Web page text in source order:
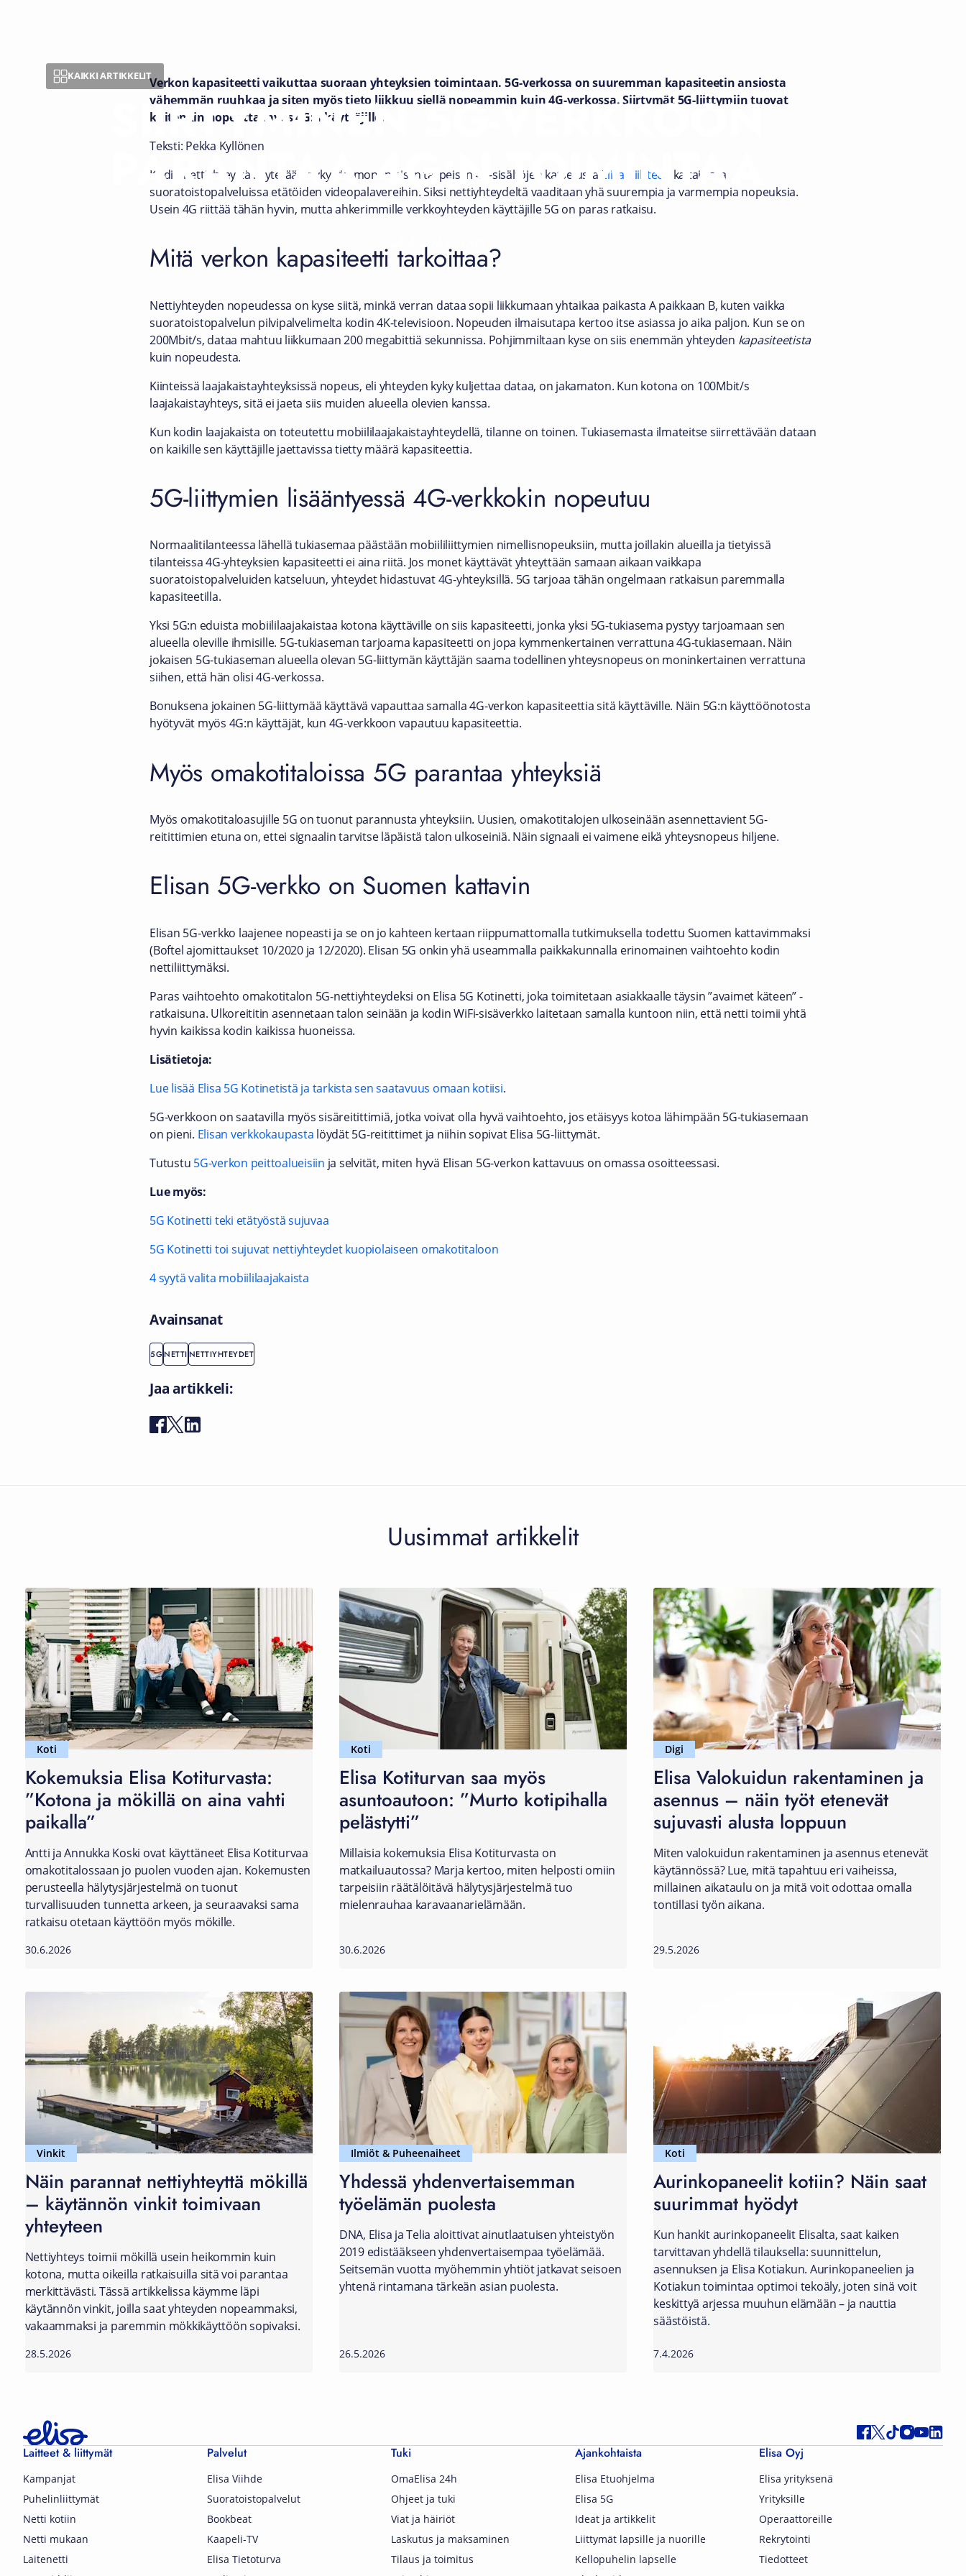
KAIKKI ARTIKKELIT
SIIRTYMINEN 5G-VERKKOON
PARANTAA 4G:N TOIMINTAA
Verkon kapasiteetti vaikuttaa suoraan yhteyksien toimintaan. 5G-verkossa on suuremman kapasiteetin ansiosta
vähemmän ruuhkaa ja siten myös tieto liikkuu siellä nopeammin kuin 4G-verkossa. Siirtymät 5G-liittymiin tuovat
kuitenkin nopeutta myös 4G:n käyttäjille.
Teksti: Pekka Kyllönen
Kodin nettiyhteyttä käytetään nykyään monenlaisiin tarpeisiin 4K-sisältöjen katselusta Elisa Viihteen
kaltaisissa
suoratoistopalveluissa etätöiden videopalavereihin. Siksi nettiyhteydeltä vaaditaan yhä suurempia ja varmempia nopeuksia.
Usein 4G riittää tähän hyvin, mutta ahkerimmille verkkoyhteyden käyttäjille 5G on paras ratkaisu.
Mitä verkon kapasiteetti tarkoittaa?
Nettiyhteyden nopeudessa on kyse siitä, minkä verran dataa sopii liikkumaan yhtaikaa paikasta A paikkaan B, kuten vaikka
suoratoistopalvelun pilvipalvelimelta kodin 4K-televisioon. Nopeuden ilmaisutapa kertoo itse asiassa jo aika paljon. Kun se on
200Mbit/s, dataa mahtuu liikkumaan 200 megabittiä sekunnissa. Pohjimmiltaan kyse on siis enemmän yhteyden kapasiteetista
kuin nopeudesta.
Kiinteissä laajakaistayhteyksissä nopeus, eli yhteyden kyky kuljettaa dataa, on jakamaton. Kun kotona on 100Mbit/s
laajakaistayhteys, sitä ei jaeta siis muiden alueella olevien kanssa.
Kun kodin laajakaista on toteutettu mobiililaajakaistayhteydellä, tilanne on toinen. Tukiasemasta ilmateitse siirrettävään dataan
on kaikille sen käyttäjille jaettavissa tietty määrä kapasiteettia.
5G-liittymien lisääntyessä 4G-verkkokin nopeutuu
Normaalitilanteessa lähellä tukiasemaa päästään mobiililiittymien nimellisnopeuksiin, mutta joillakin alueilla ja tietyissä
tilanteissa 4G-yhteyksien kapasiteetti ei aina riitä. Jos monet käyttävät yhteyttään samaan aikaan vaikkapa
suoratoistopalveluiden katseluun, yhteydet hidastuvat 4G-yhteyksillä. 5G tarjoaa tähän ongelmaan ratkaisun paremmalla
kapasiteetilla.
Yksi 5G:n eduista mobiililaajakaistaa kotona käyttäville on siis kapasiteetti, jonka yksi 5G-tukiasema pystyy tarjoamaan sen
alueella oleville ihmisille. 5G-tukiaseman tarjoama kapasiteetti on jopa kymmenkertainen verrattuna 4G-tukiasemaan. Näin
jokaisen 5G-tukiaseman alueella olevan 5G-liittymän käyttäjän saama todellinen yhteysnopeus on moninkertainen verrattuna
siihen, että hän olisi 4G-verkossa.
Bonuksena jokainen 5G-liittymää käyttävä vapauttaa samalla 4G-verkon kapasiteettia sitä käyttäville. Näin 5G:n käyttöönotosta
hyötyvät myös 4G:n käyttäjät, kun 4G-verkkoon vapautuu kapasiteettia.
Myös omakotitaloissa 5G parantaa yhteyksiä
Myös omakotitaloasujille 5G on tuonut parannusta yhteyksiin. Uusien, omakotitalojen ulkoseinään asennettavient 5G-
reitittimien etuna on, ettei signaalin tarvitse läpäistä talon ulkoseiniä. Näin signaali ei vaimene eikä yhteysnopeus hiljene.
Elisan 5G-verkko on Suomen kattavin
Elisan 5G-verkko laajenee nopeasti ja se on jo kahteen kertaan riippumattomalla tutkimuksella todettu Suomen kattavimmaksi
(Boftel ajomittaukset 10/2020 ja 12/2020). Elisan 5G onkin yhä useammalla paikkakunnalla erinomainen vaihtoehto kodin
nettiliittymäksi.
Paras vaihtoehto omakotitalon 5G-nettiyhteydeksi on Elisa 5G Kotinetti, joka toimitetaan asiakkaalle täysin ”avaimet käteen” -
ratkaisuna. Ulkoreititin asennetaan talon seinään ja kodin WiFi-sisäverkko laitetaan samalla kuntoon niin, että netti toimii yhtä
hyvin kaikissa kodin kaikissa huoneissa.
Lisätietoja:
Lue lisää Elisa 5G Kotinetistä ja tarkista sen saatavuus omaan kotiisi.
5G-verkkoon on saatavilla myös sisäreitittimiä, jotka voivat olla hyvä vaihtoehto, jos etäisyys kotoa lähimpään 5G-tukiasemaan
on pieni. Elisan verkkokaupasta löydät 5G-reitittimet ja niihin sopivat Elisa 5G-liittymät.
Tutustu 5G-verkon peittoalueisiin ja selvität, miten hyvä Elisan 5G-verkon kattavuus on omassa osoitteessasi.
Lue myös:
5G Kotinetti teki etätyöstä sujuvaa
5G Kotinetti toi sujuvat nettiyhteydet kuopiolaiseen omakotitaloon
4 syytä valita mobiililaajakaista
Avainsanat
5GNETTINETTIYHTEYDET
Jaa artikkeli:
Uusimmat artikkelit
Koti
Kokemuksia Elisa Kotiturvasta:
”Kotona ja mökillä on aina vahti
paikalla”
Antti ja Annukka Koski ovat käyttäneet Elisa Kotiturvaa
omakotitalossaan jo puolen vuoden ajan. Kokemusten
perusteella hälytysjärjestelmä on tuonut
turvallisuuden tunnetta arkeen, ja seuraavaksi sama
ratkaisu otetaan käyttöön myös mökille.
30.6.2026
Koti
Elisa Kotiturvan saa myös
asuntoautoon: ”Murto kotipihalla
pelästytti”
Millaisia kokemuksia Elisa Kotiturvasta on
matkailuautossa? Marja kertoo, miten helposti omiin
tarpeisiin räätälöitävä hälytysjärjestelmä tuo
mielenrauhaa karavaanarielämään.
30.6.2026
Digi
Elisa Valokuidun rakentaminen ja
asennus – näin työt etenevät
sujuvasti alusta loppuun
Miten valokuidun rakentaminen ja asennus etenevät
käytännössä? Lue, mitä tapahtuu eri vaiheissa,
millainen aikataulu on ja mitä voit odottaa omalla
tontillasi työn aikana.
29.5.2026
Vinkit
Näin parannat nettiyhteyttä mökillä
– käytännön vinkit toimivaan
yhteyteen
Nettiyhteys toimii mökillä usein heikommin kuin
kotona, mutta oikeilla ratkaisuilla sitä voi parantaa
merkittävästi. Tässä artikkelissa käymme läpi
käytännön vinkit, joilla saat yhteyden nopeammaksi,
vakaammaksi ja paremmin mökkikäyttöön sopivaksi.
28.5.2026
Ilmiöt & Puheenaiheet
Yhdessä yhdenvertaisemman
työelämän puolesta
DNA, Elisa ja Telia aloittivat ainutlaatuisen yhteistyön
2019 edistääkseen yhdenvertaisempaa työelämää.
Seitsemän vuotta myöhemmin yhtiöt jatkavat seisoen
yhtenä rintamana tärkeän asian puolesta.
26.5.2026
Koti
Aurinkopaneelit kotiin? Näin saat
suurimmat hyödyt
Kun hankit aurinkopaneelit Elisalta, saat kaiken
tarvittavan yhdellä tilauksella: suunnittelun,
asennuksen ja Elisa Kotiakun. Aurinkopaneelien ja
Kotiakun toimintaa optimoi tekoäly, joten sinä voit
keskittyä arjessa muuhun elämään – ja nauttia
säästöistä.
7.4.2026
Laitteet & liittymät
Kampanjat
Puhelinliittymät
Netti kotiin
Netti mukaan
Laitenetti
Palvelut
Elisa Viihde
Suoratoistopalvelut
Bookbeat
Kaapeli-TV
Elisa Tietoturva
Tuki
OmaElisa 24h
Ohjeet ja tuki
Viat ja häiriöt
Laskutus ja maksaminen
Tilaus ja toimitus
Ajankohtaista
Elisa Etuohjelma
Elisa 5G
Ideat ja artikkelit
Liittymät lapsille ja nuorille
Kellopuhelin lapselle
Elisa Oyj
Elisa yrityksenä
Yrityksille
Operaattoreille
Rekrytointi
Tiedotteet